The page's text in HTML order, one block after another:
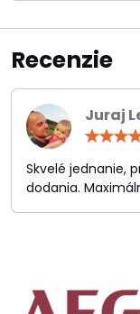
Recenzie
Juraj
Skvelé jednanie,
dodania.